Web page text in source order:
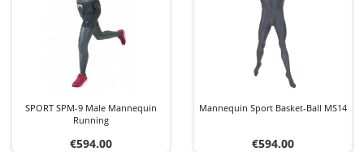
SPORT SPM-9 Male Mannequin
Running
Price
€594.00
Mannequin Sport Basket-Ball MS14
Price
€594.00